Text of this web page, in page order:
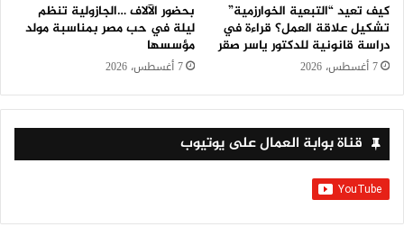
كيف تعيد “التبعية الخوارزمية”
تشكيل علاقة العمل؟ قراءة في
دراسة قانونية للدكتور ياسر صقر
7 أغسطس، 2026
بحضور الآلاف …الجازولية تنظم
ليلة في حب مصر بمناسبة مولد
مؤسسها
7 أغسطس، 2026
قناة بوابة العمال على يوتيوب